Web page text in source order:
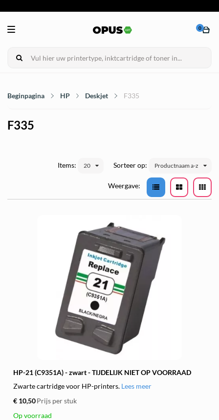
0
Beginpagina HP Deskjet F335
F335
Sorteer op: Productnaam a-z
Items: 20
Weergave:
HP-21 (C9351A) - zwart - TIJDELIJK NIET OP VOORRAAD
Zwarte cartridge voor HP-printers. Lees meer
€ 10,50Prijs per stuk
Op voorraad